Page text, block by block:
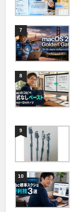
7
8
9
10